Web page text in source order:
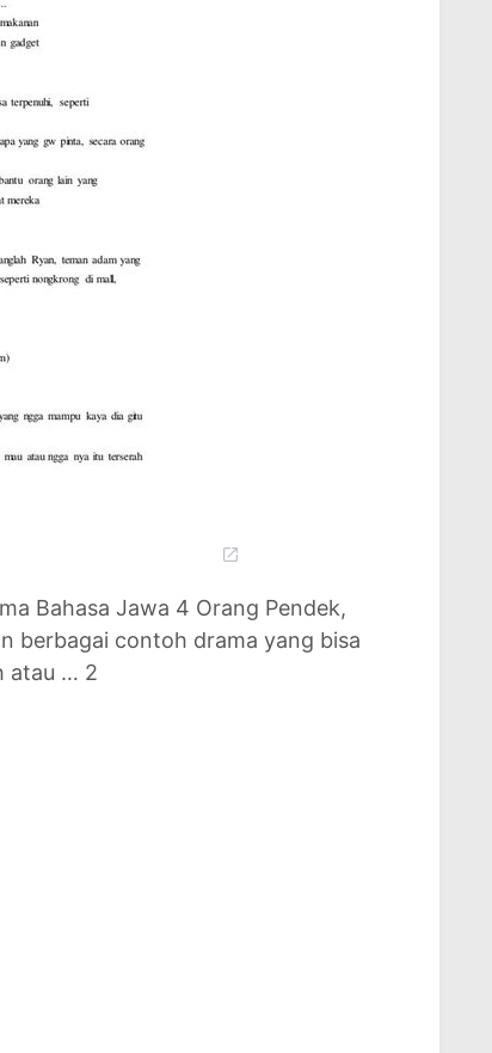
Bahasa Jawa 4 Orang Pendek,
berbagai contoh drama yang bisa
atau … 2